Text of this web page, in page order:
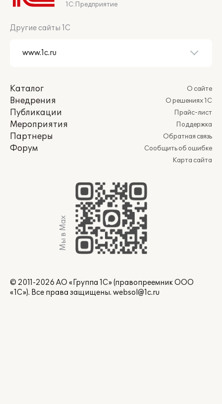
1С:Предприятие
Другие сайты 1С
Каталог
Внедрения
Публикации
Мероприятия
Партнеры
Форум
О сайте
О решениях 1С
Прайс-лист
Поддержка
Обратная связь
Сообщить об ошибке
Карта сайта
Мы в Max
© 2011-2026 АО «Группа 1С» (правопреемник ООО
«1С»). Все права защищены. websol@1c.ru